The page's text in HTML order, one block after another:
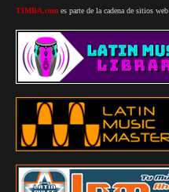
TIMBA.com es parte de la cadena de sitios web